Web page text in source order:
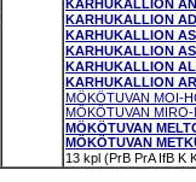
KARHUKALLION
KARHUKALLION
KARHUKALLION
KARHUKALLION
KARHUKALLION
KARHUKALLION
MÖKÖTUVAN MOI-
MÖKÖTUVAN
MÖKÖTUVAN
MÖKÖTUVAN
13 kpl (PrB PrA IfB K